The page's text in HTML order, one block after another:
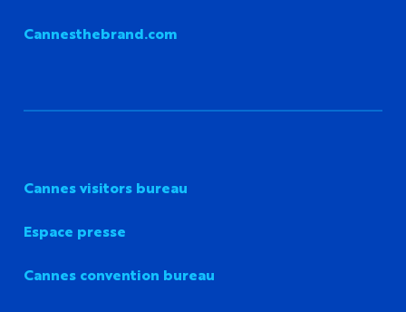
Cannesthebrand.com
Cannes visitors bureau
Espace presse
Cannes convention bureau